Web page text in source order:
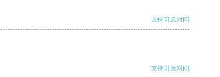
支持[0] 反对[0]
支持[0] 反对[0]